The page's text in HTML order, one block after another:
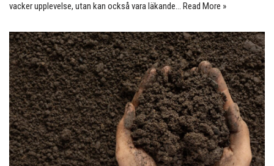
vacker upplevelse, utan kan också vara läkande… Read More »